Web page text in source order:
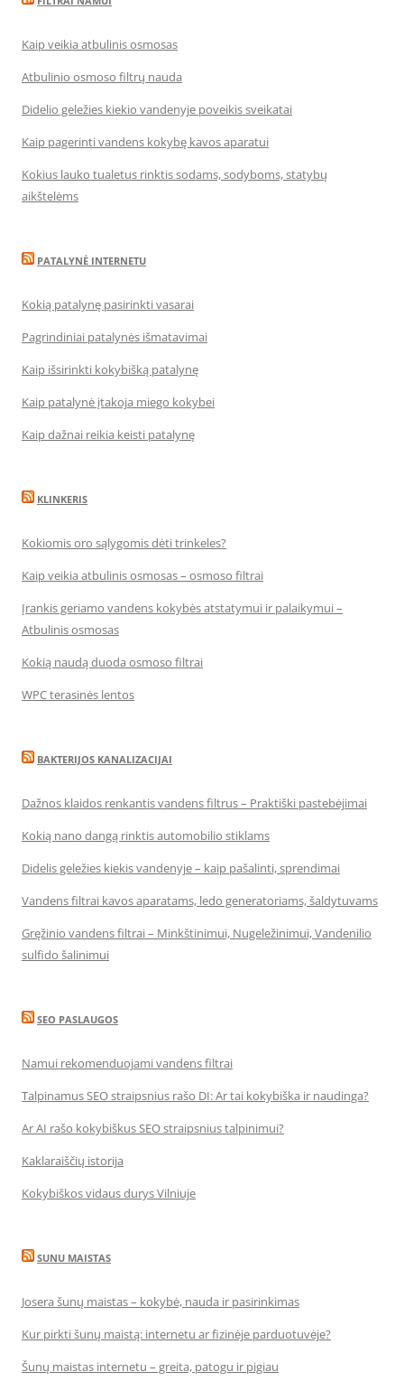
Kaip veikia atbulinis osmosas
Atbulinio osmoso filtrų nauda
Didelio geležies kiekio vandenyje poveikis sveikatai
Kaip pagerinti vandens kokybę kavos aparatui
Kokius lauko tualetus rinktis sodams, sodyboms, statybų
aikštelėms
PATALYNĖ INTERNETU
Kokią patalynę pasirinkti vasarai
Pagrindiniai patalynės išmatavimai
Kaip išsirinkti kokybišką patalynę
Kaip patalynė įtakoja miego kokybei
Kaip dažnai reikia keisti patalynę
KLINKERIS
Kokiomis oro sąlygomis dėti trinkeles?
Kaip veikia atbulinis osmosas – osmoso filtrai
Įrankis geriamo vandens kokybės atstatymui ir palaikymui –
Atbulinis osmosas
Kokią naudą duoda osmoso filtrai
WPC terasinės lentos
BAKTERIJOS KANALIZACIJAI
Dažnos klaidos renkantis vandens filtrus – Praktiški pastebėjimai
Kokią nano dangą rinktis automobilio stiklams
Didelis geležies kiekis vandenyje – kaip pašalinti, sprendimai
Vandens filtrai kavos aparatams, ledo generatoriams, šaldytuvams
Gręžinio vandens filtrai – Minkštinimui, Nugeležinimui, Vandenilio
sulfido šalinimui
SEO PASLAUGOS
Namui rekomenduojami vandens filtrai
Talpinamus SEO straipsnius rašo DI: Ar tai kokybiška ir naudinga?
Ar AI rašo kokybiškus SEO straipsnius talpinimui?
Kaklaraiščių istorija
Kokybiškos vidaus durys Vilniuje
SUNU MAISTAS
Josera šunų maistas – kokybė, nauda ir pasirinkimas
Kur pirkti šunų maistą: internetu ar fizinėje parduotuvėje?
Šunų maistas internetu – greita, patogu ir pigiau